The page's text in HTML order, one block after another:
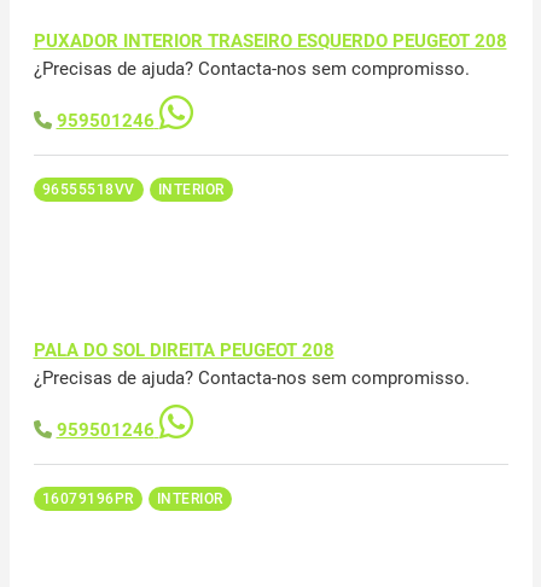
PUXADOR INTERIOR TRASEIRO ESQUERDO PEUGEOT 208
¿Precisas de ajuda? Contacta-nos sem compromisso.
959501246
96555518VV INTERIOR
PALA DO SOL DIREITA PEUGEOT 208
¿Precisas de ajuda? Contacta-nos sem compromisso.
959501246
16079196PR INTERIOR